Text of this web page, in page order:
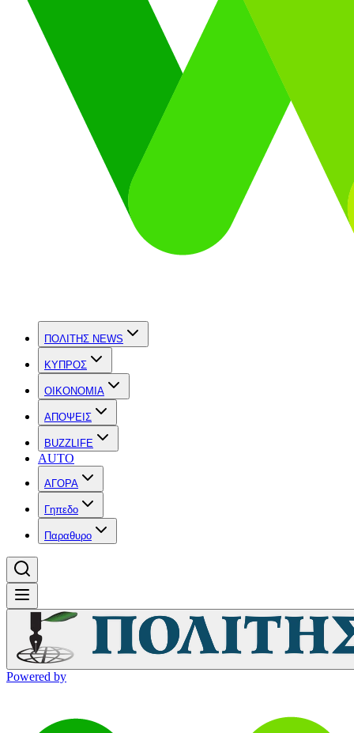
ΠΟΛΙΤΗΣ NEWS
ΚΥΠΡΟΣ
OIKONOMIA
ΑΠΟΨΕΙΣ
BUZZLIFE
AUTO
ΑΓΟΡΑ
Γηπεδο
Παραθυρο
Powered by